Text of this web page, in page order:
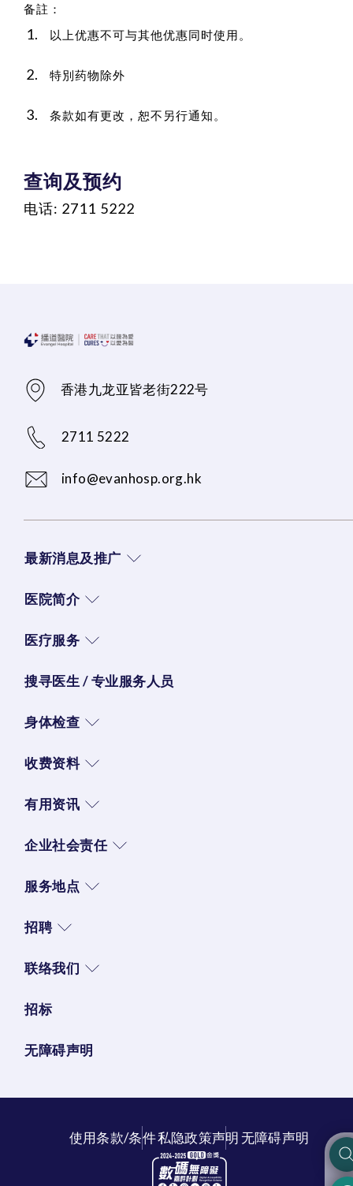
备註：
以上优惠不可与其他优惠同时使用。
特別药物除外
条款如有更改，恕不另行通知。
查询及预约
电话: 2711 5222
香港九龙亚皆老街222号
2711 5222
info@evanhosp.org.hk
最新消息及推广
医院简介
医疗服务
搜寻医生 / 专业服务人员
身体检查
收费资料
有用资讯
企业社会责任
服务地点
招聘
联络我们
招标
无障碍声明
使用条款/条件私隐政策声明无障碍声明